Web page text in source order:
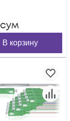
сум
В корзину